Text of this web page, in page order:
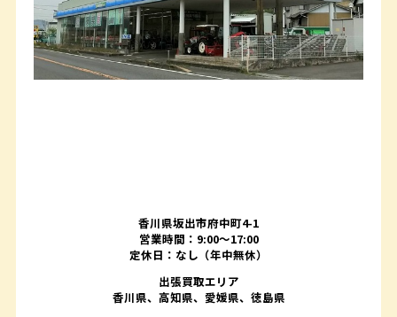
香川県坂出市府中町4-1
営業時間：9:00～17:00
定休日：なし（年中無休）
出張買取エリア
香川県、高知県、愛媛県、徳島県